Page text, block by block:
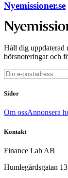
Nyemissioner.se
Håll dig uppdaterad
börsnoteringar och
Sidor
Om ossAnnonsera
Kontakt
Finance Lab AB
Humlegårdsgatan 13